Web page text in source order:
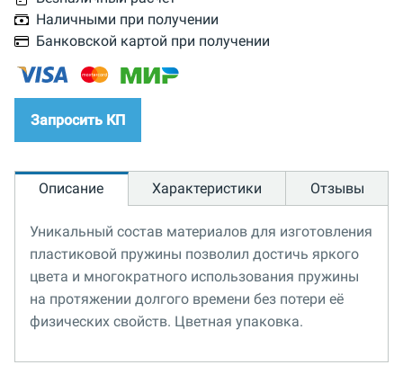
Наличными при получении
Банковской картой при получении
Запросить КП
Описание Характеристики Отзывы
Уникальный состав материалов для изготовления
пластиковой пружины позволил достичь яркого
цвета и многократного использования пружины
на протяжении долгого времени без потери её
физических свойств. Цветная упаковка.